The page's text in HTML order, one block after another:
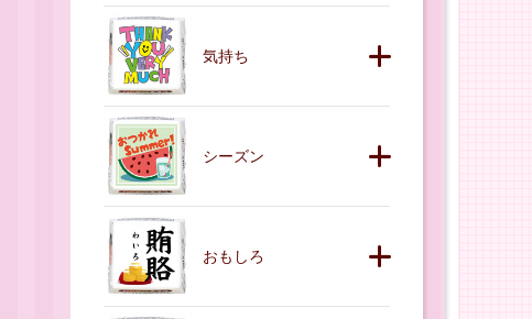
気持ち
シーズン
おもしろ